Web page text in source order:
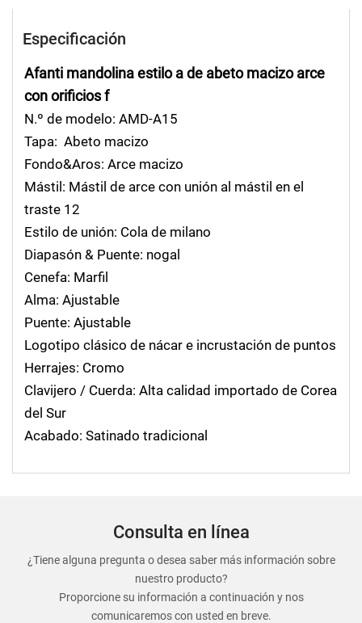
Especificación
Afanti mandolina estilo a de abeto macizo arce
con orificios f
N.º de modelo: AMD-A15
Tapa: Abeto macizo
Fondo&Aros: Arce macizo
Mástil: Mástil de arce con unión al mástil en el
traste 12
Estilo de unión: Cola de milano
Diapasón & Puente: nogal
Cenefa: Marfil
Alma: Ajustable
Puente: Ajustable
Logotipo clásico de nácar e incrustación de puntos
Herrajes: Cromo
Clavijero / Cuerda: Alta calidad importado de Corea
del Sur
Acabado: Satinado tradicional
Consulta en línea
¿Tiene alguna pregunta o desea saber más información sobre
nuestro producto?
Proporcione su información a continuación y nos
comunicaremos con usted en breve.